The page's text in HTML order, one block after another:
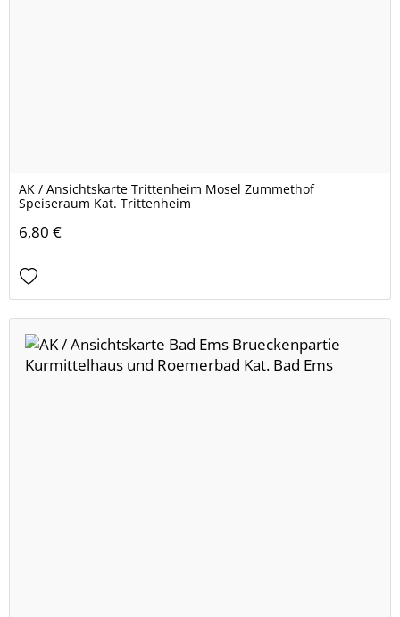
AK / Ansichtskarte Trittenheim Mosel Zummethof
Speiseraum Kat. Trittenheim
6,80 €